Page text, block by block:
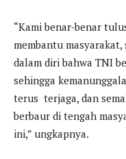
“Kami benar-benar
membantu
dalam diri bahwa TNI
sehingga
terus terjaga, dan
berbaur di tengah
ini,” ungkapnya.